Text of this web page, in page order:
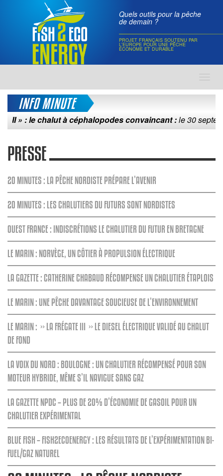
Quels outils pour la pêche
de demain ?
PROJET FRANÇAIS SOUTENU PAR
L'EUROPE POUR UNE PÊCHE
ÉCONOME ET DURABLE
INFO MINUTE
le chalut à céphalopodes convaincant :le 30 septembre
PRESSE
20 MINUTES : LA PÊCHE NORDISTE PRÉPARE L’AVENIR
20 MINUTES : LES CHALUTIERS DU FUTURS SONT NORDISTES
OUEST FRANCE : INDISCRÉTIONS LE CHALUTIER DU FUTUR EN BRETAGNE
LE MARIN : NORVÈGE, UN CÔTIER À PROPULSION ÉLECTRIQUE
LA GAZETTE : CATHERINE CHABAUD RÉCOMPENSE UN CHALUTIER ÉTAPLOIS
LE MARIN : UNE PÊCHE DAVANTAGE SOUCIEUSE DE L’ENVIRONNEMENT
LE MARIN : » LA FRÉGATE III » LE DIESEL ÉLECTRIQUE VALIDÉ AU CHALUT
DE FOND
LA VOIX DU NORD : BOULOGNE : UN CHALUTIER RÉCOMPENSÉ POUR SON
MOTEUR HYBRIDE, MÊME S’IL NAVIGUE SANS GAZ
LA GAZETTE NPDC – PLUS DE 20% D’ÉCONOMIE DE GASOIL POUR UN
CHALUTIER EXPÉRIMENTAL
BLUE FISH – FISH2ECOENERGY : LES RÉSULTATS DE L’EXPÉRIMENTATION BI-
FUEL/GAZ NATUREL